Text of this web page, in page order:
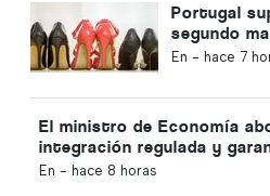
Portugal
segundo
calzado de
En - hace 7
El ministro de Economía
integración regulada y
para los inmigrantes
En - hace 8 horas